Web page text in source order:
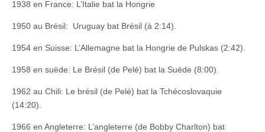
1938 en France: L’Italie bat la Hongrie
1950 au Brésil: Uruguay bat Brésil (à 2:14).
1954 en Suisse: L’Allemagne bat la Hongrie de Pulskas (2:42).
1958 en suède: Le Brésil (de Pelé) bat la Suède (8:00).
1962 au Chili: Le brésil (de Pelé) bat la Tchécoslovaquie
(14:20).
1966 en Angleterre: L’angleterre (de Bobby Charlton) bat